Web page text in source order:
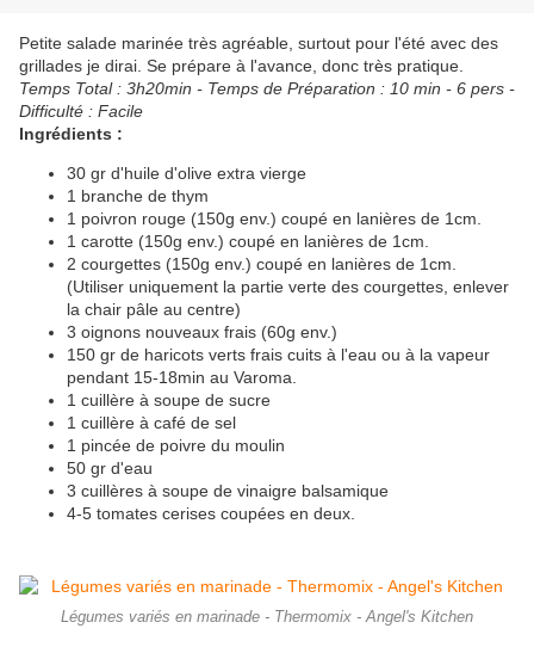
Petite salade marinée très agréable, surtout pour l'été avec des
grillades je dirai. Se prépare à l'avance, donc très pratique.
Temps Total : 3h20min - Temps de Préparation : 10 min - 6 pers -
Difficulté : Facile
Ingrédients :
30 gr d'huile d'olive extra vierge
1 branche de thym
1 poivron rouge (150g env.) coupé en lanières de 1cm.
1 carotte (150g env.) coupé en lanières de 1cm.
2 courgettes (150g env.) coupé en lanières de 1cm.
(Utiliser uniquement la partie verte des courgettes, enlever
la chair pâle au centre)
3 oignons nouveaux frais (60g env.)
150 gr de haricots verts frais cuits à l'eau ou à la vapeur
pendant 15-18min au Varoma.
1 cuillère à soupe de sucre
1 cuillère à café de sel
1 pincée de poivre du moulin
50 gr d'eau
3 cuillères à soupe de vinaigre balsamique
4-5 tomates cerises coupées en deux.
Légumes variés en marinade - Thermomix - Angel's Kitchen